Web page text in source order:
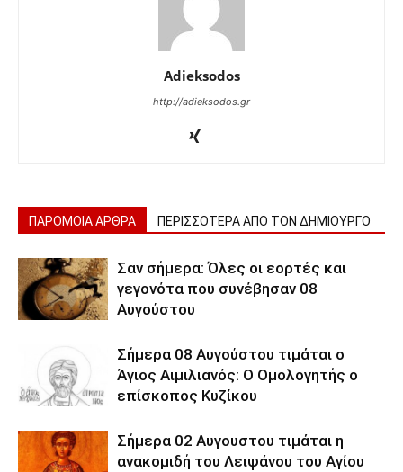
Adieksodos
http://adieksodos.gr
ΠΑΡΟΜΟΙΑ ΑΡΘΡΑ ΠΕΡΙΣΣΟΤΕΡΑ ΑΠΟ ΤΟΝ ΔΗΜΙΟΥΡΓΟ
Σαν σήμερα: Όλες οι εορτές και
γεγονότα που συνέβησαν 08
Αυγούστου
Σήμερα 08 Αυγούστου τιμάται ο
Άγιος Αιμιλιανός: Ο Ομολογητής ο
επίσκοπος Κυζίκου
Σήμερα 02 Αυγουστου τιμάται η
ανακομιδή του Λειψάνου του Αγίου